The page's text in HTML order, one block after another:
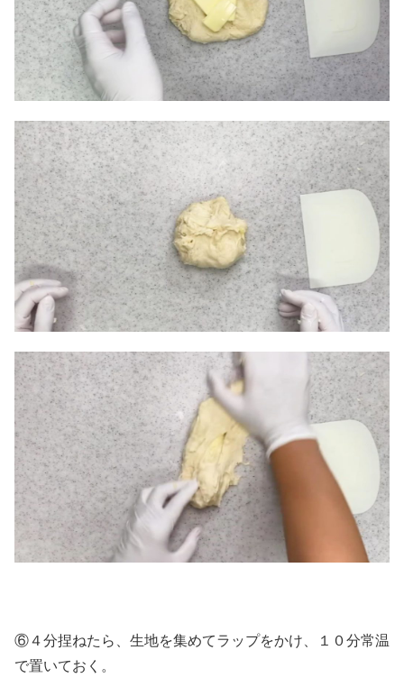
⑥４分捏ねたら、生地を集めてラップをかけ、１０分常温
で置いておく。